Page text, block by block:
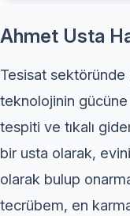
Ahmet Usta
Tesisat sektöründe
teknolojinin gücüne
tespiti ve tıkalı
bir usta olarak,
olarak bulup
tecrübem, en